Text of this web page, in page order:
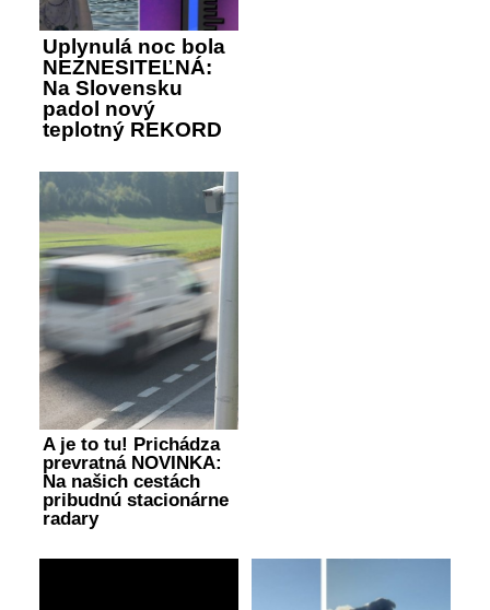
Uplynulá noc bola
NEZNESITEĽNÁ:
Na Slovensku
padol nový
teplotný REKORD
A je to tu! Prichádza
prevratná NOVINKA:
Na našich cestách
pribudnú stacionárne
radary